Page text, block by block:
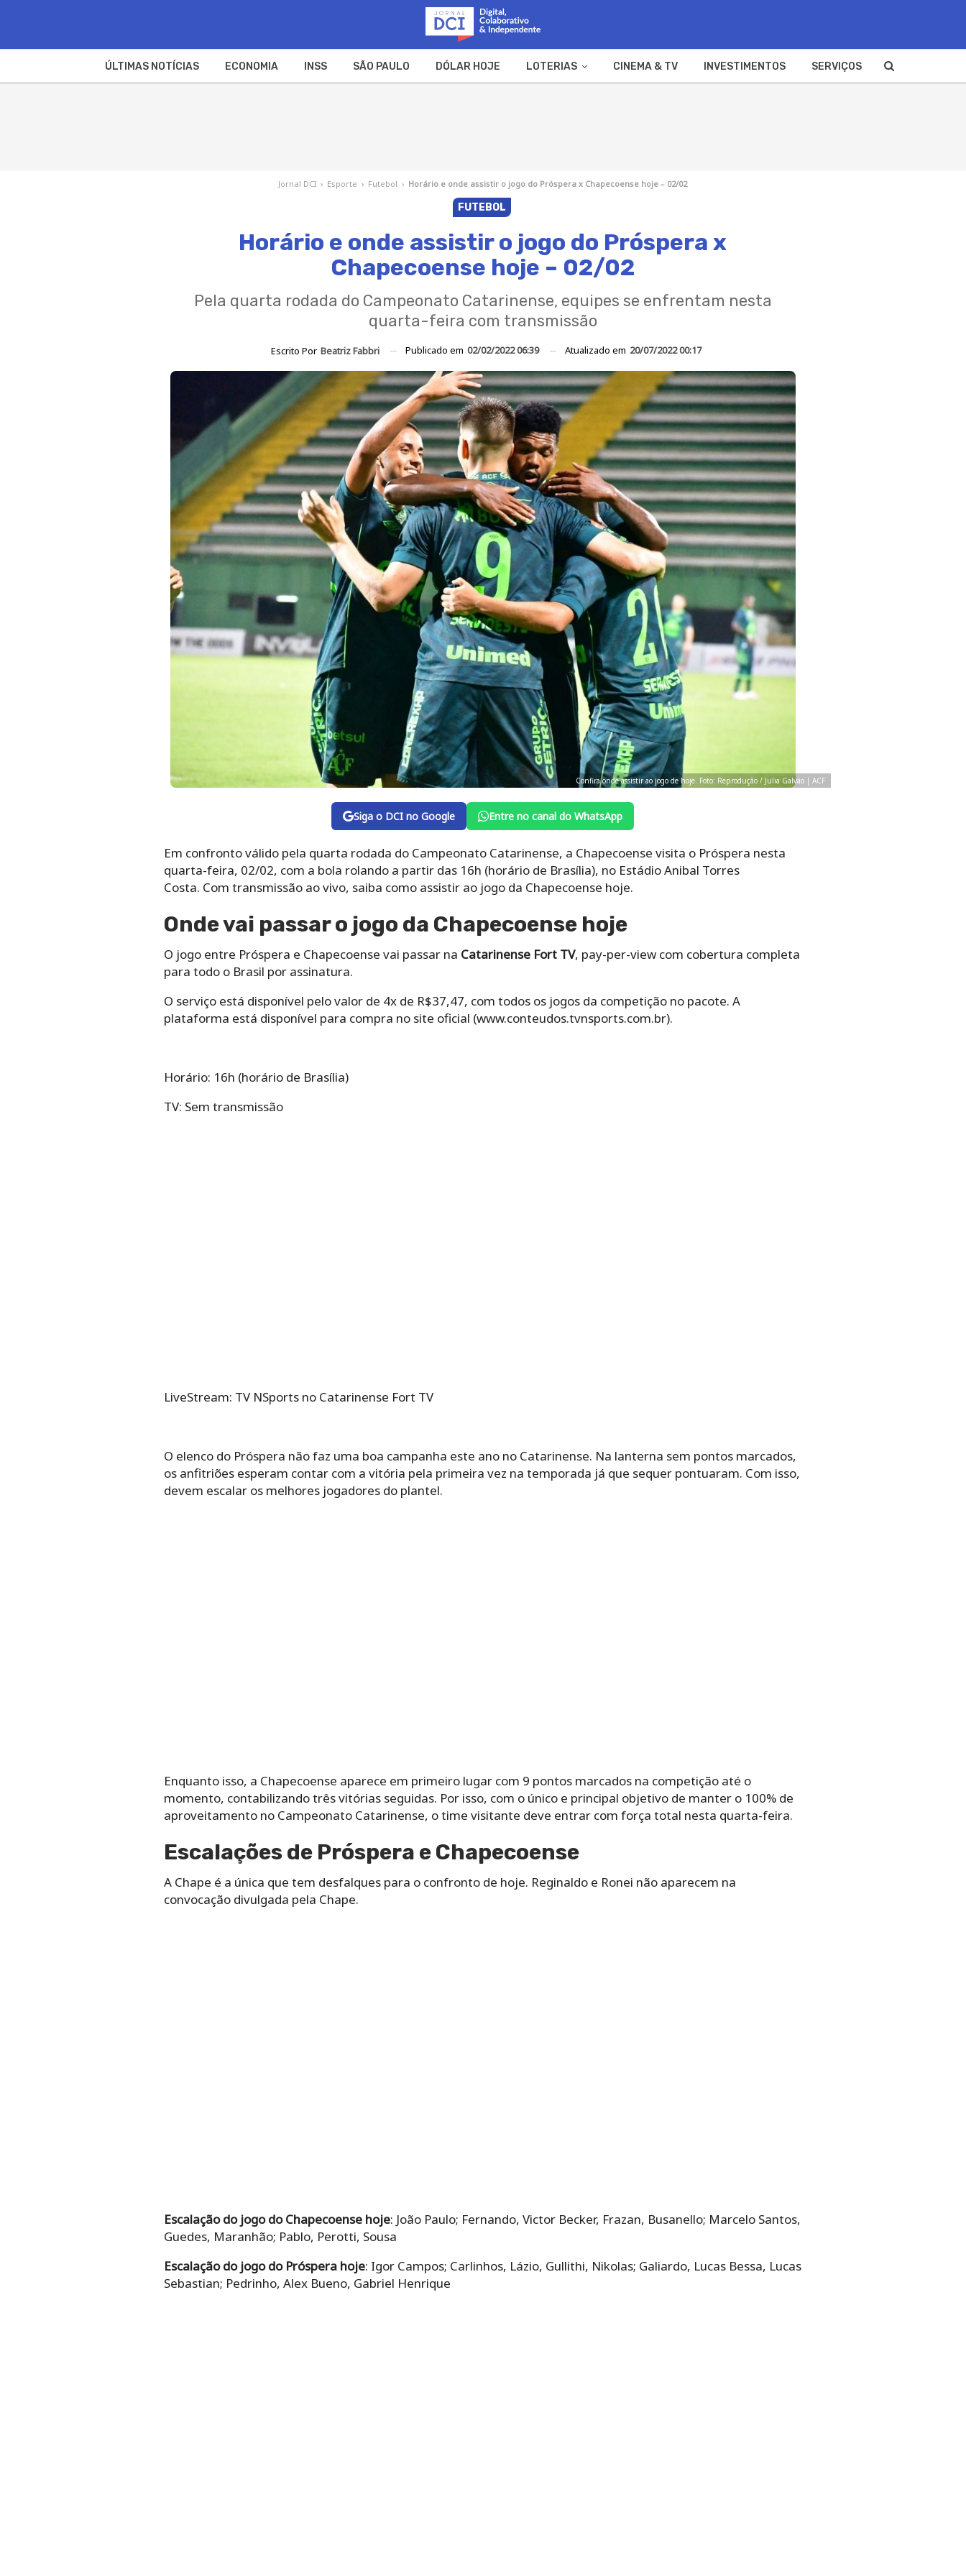
ÚLTIMAS NOTÍCIAS ECONOMIA INSS SÃO PAULO DÓLAR HOJE LOTERIAS CINEMA & TV INVESTIMENTOS SERVIÇOS
Jornal DCI › Esporte › Futebol › Horário e onde assistir o jogo do Próspera x Chapecoense hoje – 02/02
FUTEBOL
Horário e onde assistir o jogo do Próspera x
Chapecoense hoje – 02/02
Pela quarta rodada do Campeonato Catarinense, equipes se enfrentam nesta
quarta-feira com transmissão
Escrito Por Beatriz Fabbri Publicado em 02/02/2022 06:39 Atualizado em 20/07/2022 00:17
Confira onde assistir ao jogo de hoje. Foto: Reprodução / Julia Galvão | ACF
Siga o DCI no Google Entre no canal do WhatsApp
Em confronto válido pela quarta rodada do Campeonato Catarinense, a Chapecoense visita o Próspera nesta
quarta-feira, 02/02, com a bola rolando a partir das 16h (horário de Brasília), no Estádio Anibal Torres
Costa. Com transmissão ao vivo, saiba como assistir ao jogo da Chapecoense hoje.
Onde vai passar o jogo da Chapecoense hoje
O jogo entre Próspera e Chapecoense vai passar na Catarinense Fort TV, pay-per-view com cobertura completa
para todo o Brasil por assinatura.
O serviço está disponível pelo valor de 4x de R$37,47, com todos os jogos da competição no pacote. A
plataforma está disponível para compra no site oficial (www.conteudos.tvnsports.com.br).
Horário: 16h (horário de Brasília)
TV: Sem transmissão
LiveStream: TV NSports no Catarinense Fort TV
O elenco do Próspera não faz uma boa campanha este ano no Catarinense. Na lanterna sem pontos marcados,
os anfitriões esperam contar com a vitória pela primeira vez na temporada já que sequer pontuaram. Com isso,
devem escalar os melhores jogadores do plantel.
Enquanto isso, a Chapecoense aparece em primeiro lugar com 9 pontos marcados na competição até o
momento, contabilizando três vitórias seguidas. Por isso, com o único e principal objetivo de manter o 100% de
aproveitamento no Campeonato Catarinense, o time visitante deve entrar com força total nesta quarta-feira.
Escalações de Próspera e Chapecoense
A Chape é a única que tem desfalques para o confronto de hoje. Reginaldo e Ronei não aparecem na
convocação divulgada pela Chape.
Escalação do jogo do Chapecoense hoje: João Paulo; Fernando, Victor Becker, Frazan, Busanello; Marcelo Santos,
Guedes, Maranhão; Pablo, Perotti, Sousa
Escalação do jogo do Próspera hoje: Igor Campos; Carlinhos, Lázio, Gullithi, Nikolas; Galiardo, Lucas Bessa, Lucas
Sebastian; Pedrinho, Alex Bueno, Gabriel Henrique